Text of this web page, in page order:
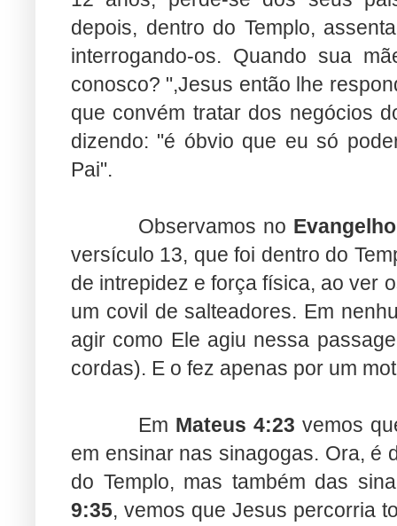
depois, dentro do Templo,
interrogando-os. Quando sua
conosco? ",Jesus então lhe
que convém tratar dos negócios
dizendo: "é óbvio que eu só
Pai".
Observamos no
versículo 13, que foi dentro do
de intrepidez e força física, ao ver
um covil de salteadores. Em
agir como Ele agiu nessa
cordas). E o fez apenas por um
Em Mateus 4:23 vemos
em ensinar nas sinagogas. Ora, é
do Templo, mas também das
9:35, vemos que Jesus percorria